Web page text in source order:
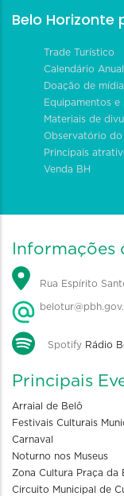
Belo
Trade Turístico
Calendário
Doação de
Equipamentos e
Materiais de
Observatório do
Principais
Venda BH
Informações
Rua Espírito
Spotify Rádio
Principais
Arraial de Belô
Festivais Culturais
Carnaval
Noturno nos Museus
Zona Cultura Praça da
Circuito Municipal de